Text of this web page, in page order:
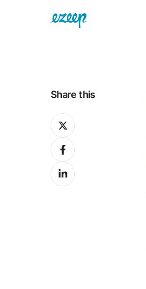
Share this
Share
on
XShare
on
Facebook
Share
on